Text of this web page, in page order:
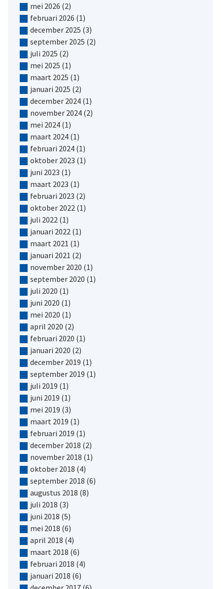
mei 2026 (2)
februari 2026 (1)
december 2025 (3)
september 2025 (2)
juli 2025 (2)
mei 2025 (1)
maart 2025 (1)
januari 2025 (2)
december 2024(1)
november 2024(2)
mei 2024(1)
maart 2024(1)
februari 2024(1)
oktober 2023 (1)
juni 2023 (1)
maart 2023 (1)
februari 2023 (2)
oktober 2022 (1)
juli 2022 (1)
januari 2022 (1)
maart 2021 (1)
januari 2021 (2)
november 2020 (1)
september 2020 (1)
juli 2020 (1)
juni 2020 (1)
mei 2020 (1)
april 2020 (2)
februari 2020 (1)
januari 2020 (2)
december 2019 (1)
september 2019 (1)
juli 2019 (1)
juni 2019 (1)
mei 2019 (3)
maart 2019 (1)
februari 2019 (1)
december 2018 (2)
november 2018 (1)
oktober 2018 (4)
september 2018 (6)
augustus 2018 (8)
juli 2018 (3)
juni 2018 (5)
mei 2018 (6)
april 2018 (4)
maart 2018 (6)
februari 2018 (4)
januari 2018 (6)